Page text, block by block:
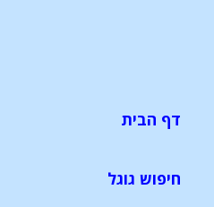
דף הבית
חיפוש גוגל